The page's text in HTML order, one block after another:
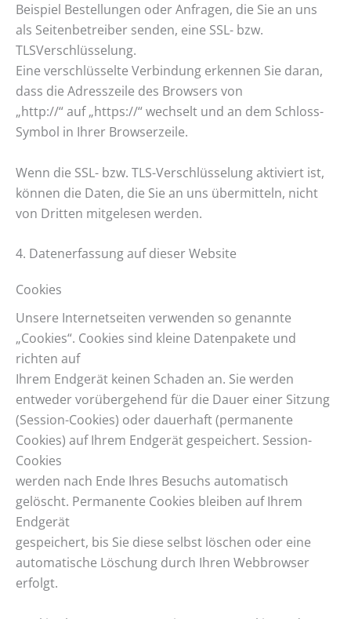
Beispiel Bestellungen oder Anfragen, die Sie an uns
als Seitenbetreiber senden, eine SSL- bzw.
TLSVerschlüsselung.
Eine verschlüsselte Verbindung erkennen Sie daran,
dass die Adresszeile des Browsers von
„http://“ auf „https://“ wechselt und an dem Schloss-
Symbol in Ihrer Browserzeile.
Wenn die SSL- bzw. TLS-Verschlüsselung aktiviert ist,
können die Daten, die Sie an uns übermitteln, nicht
von Dritten mitgelesen werden.
4. Datenerfassung auf dieser Website
Cookies
Unsere Internetseiten verwenden so genannte
„Cookies“. Cookies sind kleine Datenpakete und
richten auf
Ihrem Endgerät keinen Schaden an. Sie werden
entweder vorübergehend für die Dauer einer Sitzung
(Session-Cookies) oder dauerhaft (permanente
Cookies) auf Ihrem Endgerät gespeichert. Session-
Cookies
werden nach Ende Ihres Besuchs automatisch
gelöscht. Permanente Cookies bleiben auf Ihrem
Endgerät
gespeichert, bis Sie diese selbst löschen oder eine
automatische Löschung durch Ihren Webbrowser
erfolgt.